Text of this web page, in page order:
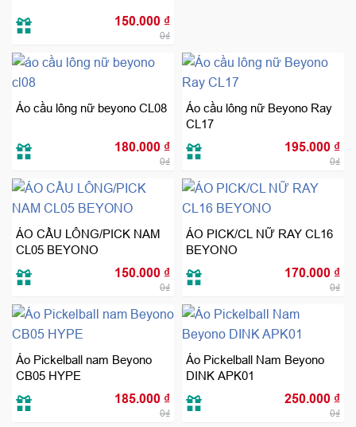
150.000 ₫
0₫
Áo cầu lông nữ beyono CL08
180.000 ₫
0₫
Áo cầu lông nữ Beyono Ray
CL17
195.000 ₫
0₫
ÁO CẦU LÔNG/PICK NAM
CL05 BEYONO
150.000 ₫
0₫
ÁO PICK/CL NỮ RAY CL16
BEYONO
170.000 ₫
0₫
Áo Pickelball nam Beyono
CB05 HYPE
185.000 ₫
0₫
Áo Pickelball Nam Beyono
DINK APK01
250.000 ₫
0₫